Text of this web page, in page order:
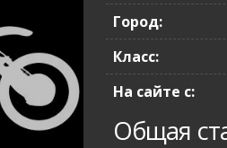
Город:
Класс:
На сайте с:
Общая